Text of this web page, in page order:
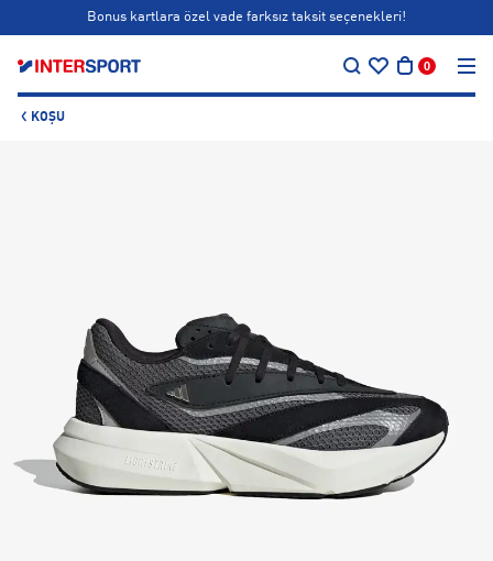
Bonus kartlara özel vade farksız taksit seçenekleri!
0
KOŞU